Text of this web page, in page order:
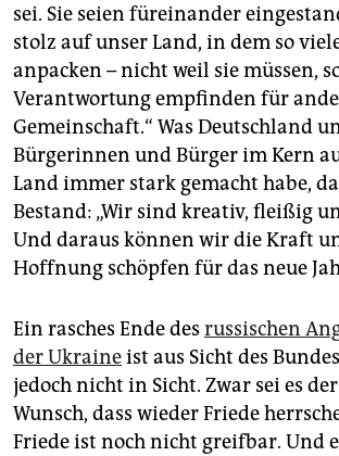
sei. Sie seien füreinander
stolz auf unser Land, in dem so
anpacken – nicht weil sie müssen,
Verantwortung empfinden für
Gemeinschaft.“ Was Deutschland
Bürgerinnen und Bürger im Kern
Land immer stark gemacht habe,
Bestand: „Wir sind kreativ, fleißig
Und daraus können wir die Kraft
Hoffnung schöpfen für das neue
Ein rasches Ende des russischen
der Ukraineist aus Sicht des
jedoch nicht in Sicht. Zwar sei es
Wunsch, dass wieder Friede
Friede ist noch nicht greifbar. Und